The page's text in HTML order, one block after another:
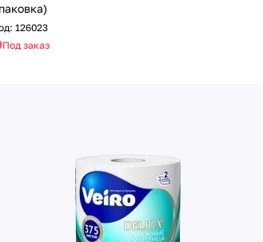
126023
Под заказ